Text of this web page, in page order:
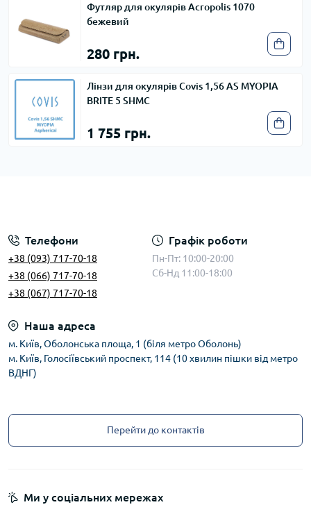
Футляр для окулярів Acropolis 1070
бежевий
280 грн.
Лінзи для окулярів Covis 1,56 AS MYOPIA
BRITE 5 SHMC
1 755 грн.
Телефони
+38 (093) 717-70-18
+38 (066) 717-70-18
+38 (067) 717-70-18
Графік роботи
Пн-Пт: 10:00-20:00
Сб-Нд 11:00-18:00
Наша адреса
м. Київ, Оболонська площа, 1 (біля метро Оболонь)
м. Київ, Голосіївський проспект, 114 (10 хвилин пішки від метро
ВДНГ)
Перейти до контактів
Ми у соціальних мережах